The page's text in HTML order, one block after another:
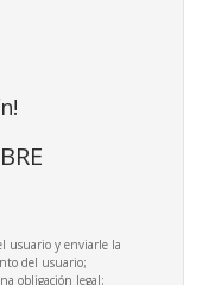
usuario y enviarle la
del usuario;
obligación legal;